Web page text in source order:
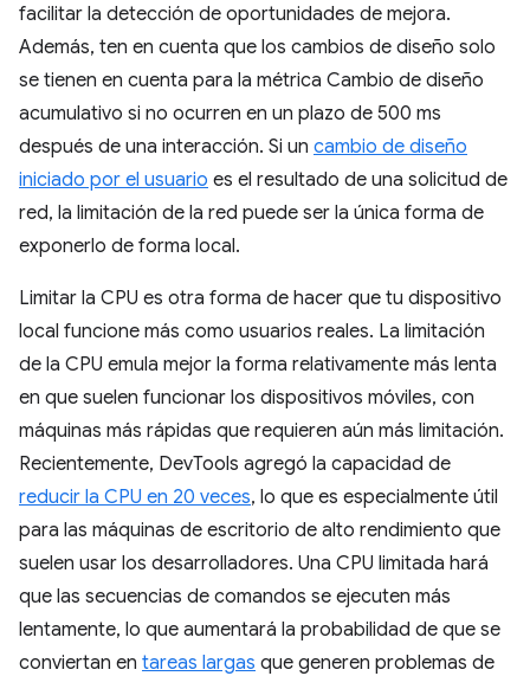
facilitar la detección de oportunidades de mejora.
Además, ten en cuenta que los cambios de diseño solo
se tienen en cuenta para la métrica Cambio de diseño
acumulativo si no ocurren en un plazo de 500 ms
después de una interacción. Si un cambio de diseño
iniciado por el usuario es el resultado de una solicitud de
red, la limitación de la red puede ser la única forma de
exponerlo de forma local.
Limitar la CPU es otra forma de hacer que tu dispositivo
local funcione más como usuarios reales. La limitación
de la CPU emula mejor la forma relativamente más lenta
en que suelen funcionar los dispositivos móviles, con
máquinas más rápidas que requieren aún más limitación.
Recientemente, DevTools agregó la capacidad de
reducir la CPU en 20 veces, lo que es especialmente útil
para las máquinas de escritorio de alto rendimiento que
suelen usar los desarrolladores. Una CPU limitada hará
que las secuencias de comandos se ejecuten más
lentamente, lo que aumentará la probabilidad de que se
conviertan en tareas largas que generen problemas de